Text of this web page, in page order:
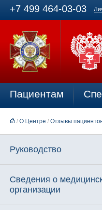
+7 499 464-03-03
Пациентам
/ О Центре / Отзывы
Руководство
Сведения о
организации